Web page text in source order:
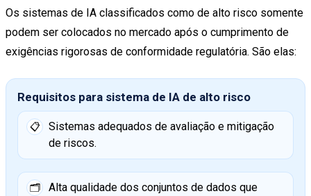
Os sistemas de IA classificados como de alto risco somente
podem ser colocados no mercado após o cumprimento de
exigências rigorosas de conformidade regulatória. São elas:
Requisitos para sistema de IA de alto risco
📋
Sistemas adequados de avaliação e mitigação
de riscos.
🗂️
Alta qualidade dos conjuntos de dados que